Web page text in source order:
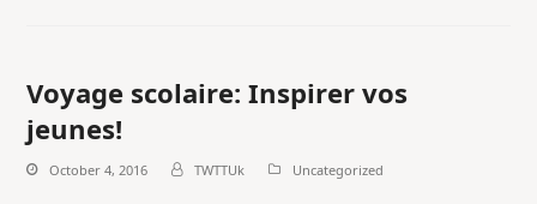
Voyage scolaire: Inspirer vos
jeunes!
October 4, 2016 TWTTUk Uncategorized